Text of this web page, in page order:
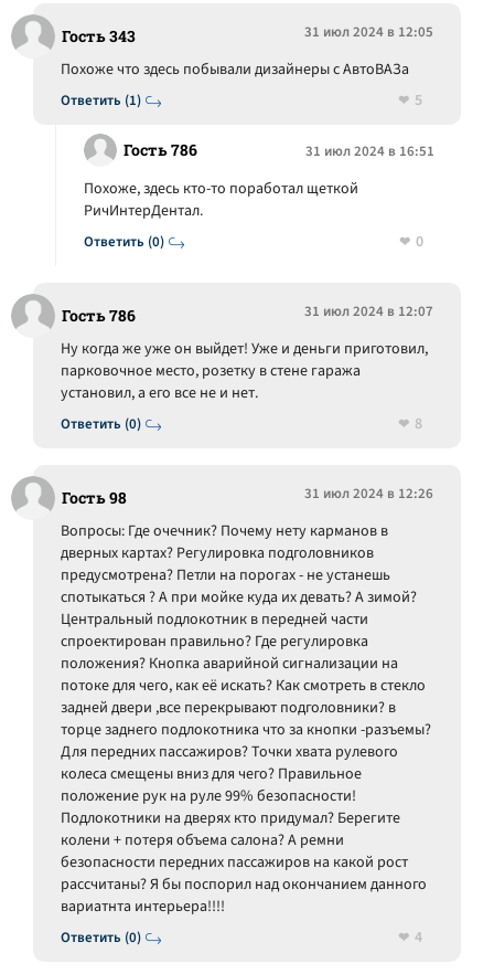
Гость 343 31 июл 2024 в 12:05
Ответить (1)
Похоже что здесь побывали дизайнеры с АвтоВАЗа
5
Гость 786 31 июл 2024 в 16:51
Ответить (0)
Похоже, здесь кто-то поработал щеткой
РичИнтерДентал.
0
Гость 786 31 июл 2024 в 12:07
Ответить (0)
Ну когда же уже он выйдет! Уже и деньги приготовил,
парковочное место, розетку в стене гаража
установил, а его все не и нет.
8
Гость 98 31 июл 2024 в 12:26
Ответить (0)
Вопросы: Где очечник? Почему нету карманов в
дверных картах? Регулировка подголовников
предусмотрена? Петли на порогах - не устанешь
спотыкаться ? А при мойке куда их девать? А зимой?
Центральный подлокотник в передней части
спроектирован правильно? Где регулировка
положения? Кнопка аварийной сигнализации на
потоке для чего, как её искать? Как смотреть в стекло
задней двери ,все перекрывают подголовники? в
торце заднего подлокотника что за кнопки -разъемы?
Для передних пассажиров? Точки хвата рулевого
колеса смещены вниз для чего? Правильное
положение рук на руле 99% безопасности!
Подлокотники на дверях кто придумал? Берегите
колени + потеря объема салона? А ремни
безопасности передних пассажиров на какой рост
рассчитаны? Я бы поспорил над окончанием данного
вариатнта интерьера!!!!
4